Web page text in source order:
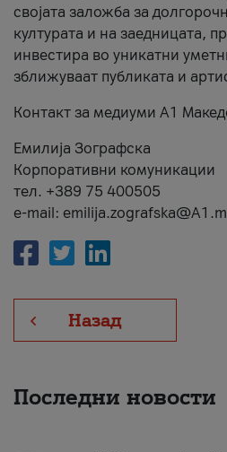
својата заложба за
културата и на заедницата,
инвестира во уникатни
зближуваат публиката и
Контакт за медиуми А1
Емилија Зографска
Корпоративни комуникации
тел. +389 75 400505
e-mail:
Назад
Последни новости